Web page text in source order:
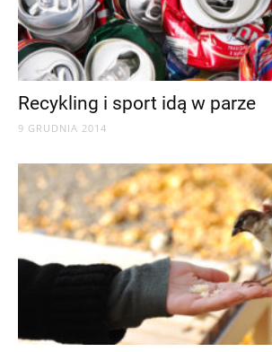
Recykling i sport idą w parze
9 GRUDNIA 2014